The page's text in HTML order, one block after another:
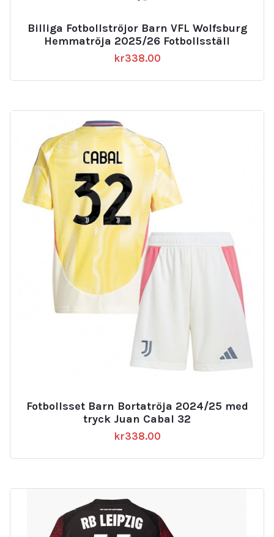
Billiga Fotbollströjor Barn VFL Wolfsburg
Hemmatröja 2025/26 Fotbollsställ
kr338.00
Fotbollsset Barn Bortatröja 2024/25 med
tryck Juan Cabal 32
kr338.00